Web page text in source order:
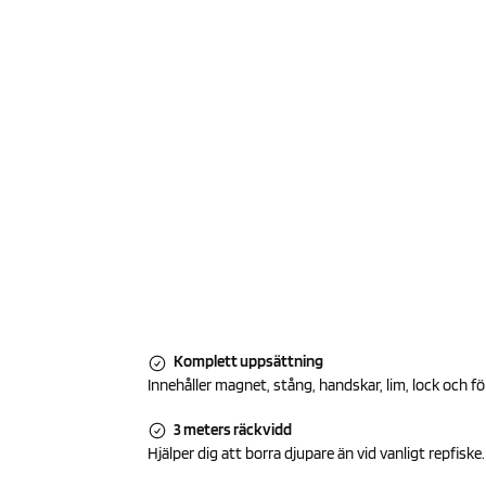
Komplett uppsättning
Innehåller magnet, stång, handskar, lim, lock och
3 meters räckvidd
Hjälper dig att borra djupare än vid vanligt repfiske.